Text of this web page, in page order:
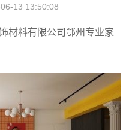
13 13:50:08
材料有限公司鄂州专业家